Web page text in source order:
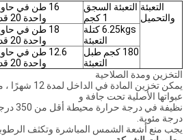
التعبئة
والتحميل
التعبئة السجق
1 كجم
16 طن في
واحدة 20 قدم
6.25kgs كتلة
التعبئة
18 طن في
واحدة 20 قدم
180 كجم طبل
التعبئة
12.6 طن في
واحدة 20 قدم
التخزين ومدة الصلاحية
يمكن تخزين
عبواتها الأصلية تحت جافة و
درجة مئوية.
يجب منع أشعة الشمس المباشرة وتكثف